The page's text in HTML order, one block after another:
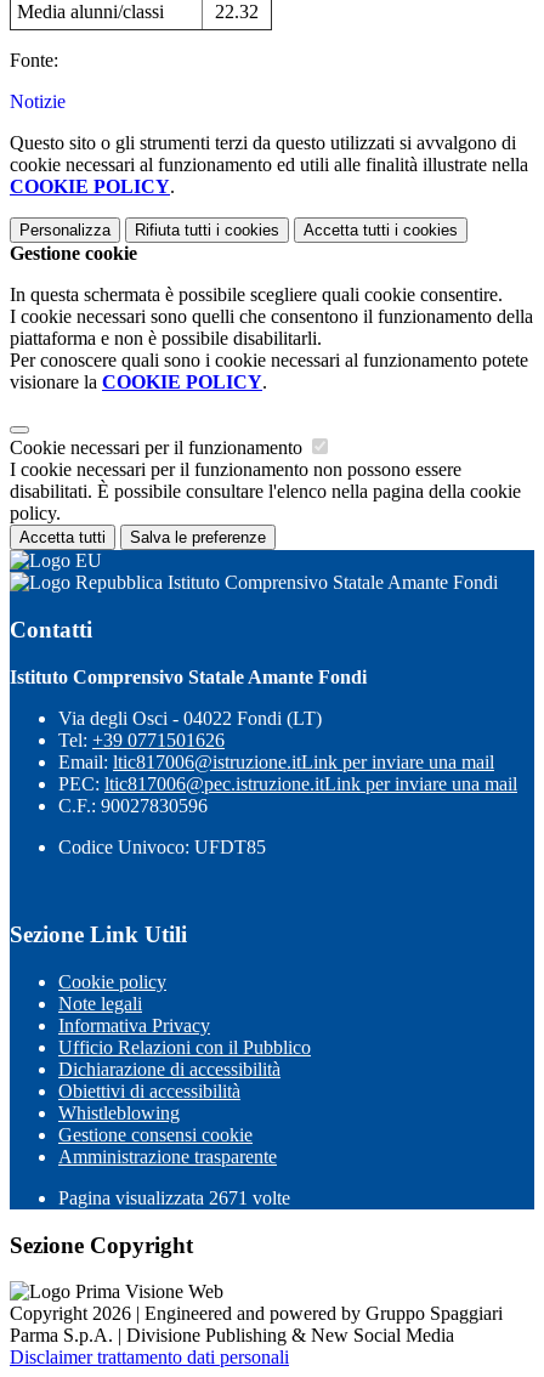
Media alunni/classi
22.32
Fonte:
Notizie
Questo sito o gli strumenti terzi da questo utilizzati si avvalgono di
cookie necessari al funzionamento ed utili alle finalità illustrate nella
COOKIE POLICY.
Personalizza Rifiuta tutti i cookies Accetta tutti i cookies
Gestione cookie
In questa schermata è possibile scegliere quali cookie consentire.
I cookie necessari sono quelli che consentono il funzionamento della
piattaforma e non è possibile disabilitarli.
Per conoscere quali sono i cookie necessari al funzionamento potete
visionare la COOKIE POLICY.
Cookie necessari per il funzionamento
I cookie necessari per il funzionamento non possono essere
disabilitati. È possibile consultare l'elenco nella pagina della cookie
policy.
Accetta tutti Salva le preferenze
Istituto Comprensivo Statale Amante Fondi
Contatti
Istituto Comprensivo Statale Amante Fondi
Via degli Osci - 04022 Fondi (LT)
Tel: +39 0771501626
Email: ltic817006@istruzione.itLink per inviare una mail
PEC: ltic817006@pec.istruzione.itLink per inviare una mail
C.F.: 90027830596
Codice Univoco: UFDT85
Sezione Link Utili
Cookie policy
Note legali
Informativa Privacy
Ufficio Relazioni con il Pubblico
Dichiarazione di accessibilità
Obiettivi di accessibilità
Whistleblowing
Gestione consensi cookie
Amministrazione trasparente
Pagina visualizzata 2671 volte
Sezione Copyright
Copyright 2026 | Engineered and powered by Gruppo Spaggiari
Parma S.p.A. | Divisione Publishing & New Social Media
Disclaimer trattamento dati personali